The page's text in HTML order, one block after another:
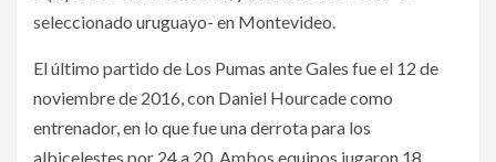
seleccionado uruguayo- en Montevideo.
El último partido de Los Pumas ante Gales fue el 12 de
noviembre de 2016, con Daniel Hourcade como
entrenador, en lo que fue una derrota para los
albicelestes por 24 a 20. Ambos equipos jugaron 18